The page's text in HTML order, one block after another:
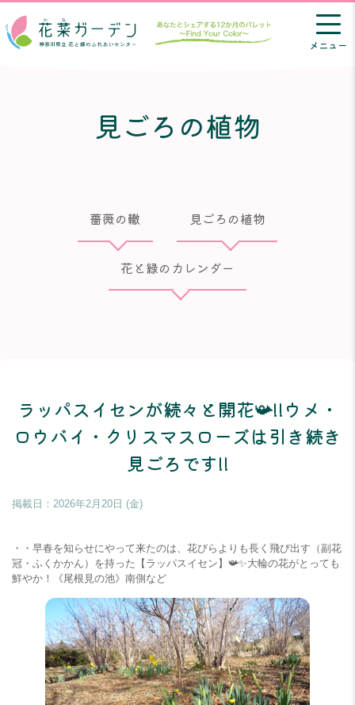
メニュー
見ごろの植物
薔薇の轍 見ごろの植物
花と緑のカレンダー
ラッパスイセンが続々と開花📯!!ウメ・
ロウバイ・クリスマスローズは引き続き
見ごろです!!
掲載日： 2026年2月20日 (金)
・・早春を知らせにやって来たのは、花びらよりも長く飛び出す（副花
冠・ふくかかん）を持った【ラッパスイセン】📯✨大輪の花がとっても
鮮やか！《尾根見の池》南側など